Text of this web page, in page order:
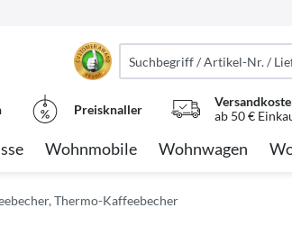
Preisknaller
ab 50 €
Wohnmobile Wohnwagen
Thermo-Kaffeebecher